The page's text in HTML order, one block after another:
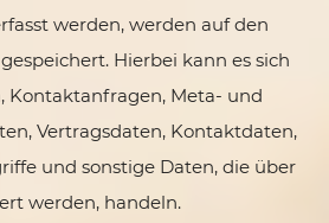
werden, werden auf den
Hierbei kann es sich
Kontaktanfragen, Meta- und
Vertragsdaten, Kontaktdaten,
und sonstige Daten, die über
werden, handeln.